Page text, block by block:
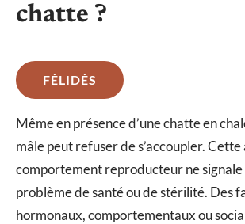
chatte ?
FÉLIDÉS
Même en présence d’une chatte en
mâle peut refuser de s’accoupler. Cette
comportement reproducteur ne signale
problème de santé ou de stérilité. Des
hormonaux, comportementaux ou